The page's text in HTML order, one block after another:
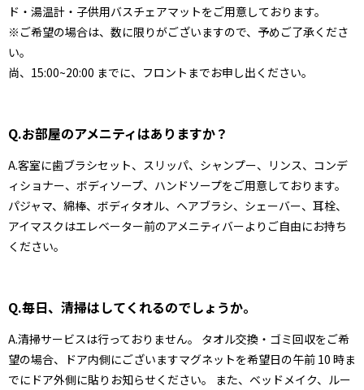
ド・湯温計・子供用バスチェアマットをご用意しております。
※ご希望の場合は、数に限りがございますので、予めご了承くださ
い。
尚、15:00~20:00 までに、フロントまでお申し出ください。
Q.お部屋のアメニティはありますか？
A.客室に歯ブラシセット、スリッパ、シャンプー、リンス、コンデ
ィショナー、ボディソープ、ハンドソープをご用意しております。
パジャマ、綿棒、ボディタオル、ヘアブラシ、シェーバー、耳栓、
アイマスクはエレベーター前のアメニティバーよりご自由にお持ち
ください。
Q.毎日、清掃はしてくれるのでしょうか。
A.清掃サービスは行っておりません。 タオル交換・ゴミ回収をご希
望の場合、ドア内側にございますマグネットを希望日の午前 10 時ま
でにドア外側に貼りお知らせください。 また、ベッドメイク、ルー